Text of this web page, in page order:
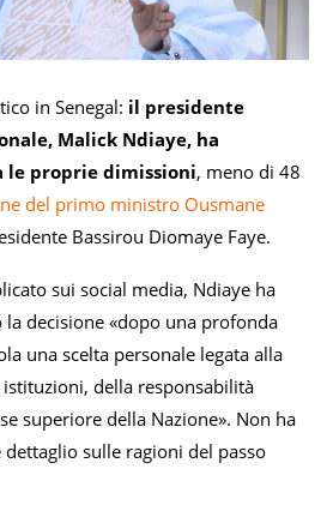
in Senegal: il presidente
Malick Ndiaye, ha
le proprie dimissioni, meno di 48
del primo ministro Ousmane
Bassirou Diomaye Faye.
sui social media, Ndiaye ha
la decisione «dopo una profonda
una scelta personale legata alla
istituzioni, della responsabilità
superiore della Nazione». Non ha
sulle ragioni del passo